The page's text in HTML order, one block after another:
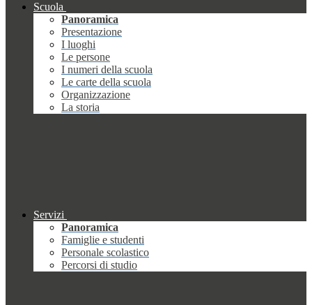
Scuola
Panoramica
Presentazione
I luoghi
Le persone
I numeri della scuola
Le carte della scuola
Organizzazione
La storia
Servizi
Panoramica
Famiglie e studenti
Personale scolastico
Percorsi di studio